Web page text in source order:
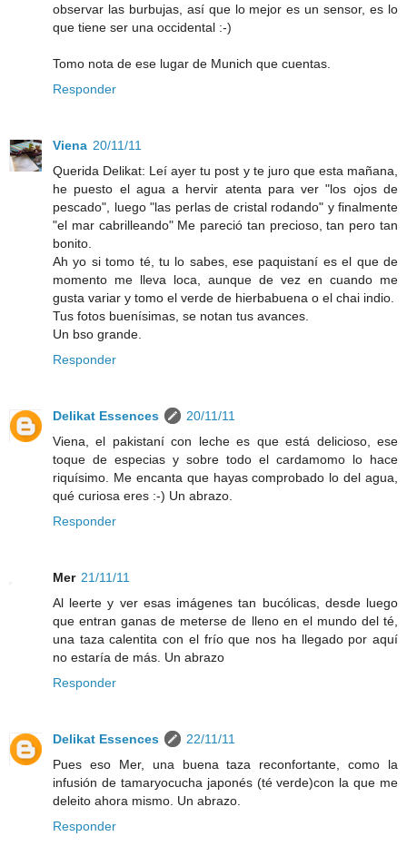
observar las burbujas, así que lo mejor es un sensor, es lo
que tiene ser una occidental :-)
Tomo nota de ese lugar de Munich que cuentas.
Responder
Viena 20/11/11
Querida Delikat: Leí ayer tu post y te juro que esta mañana,
he puesto el agua a hervir atenta para ver "los ojos de
pescado", luego "las perlas de cristal rodando" y finalmente
"el mar cabrilleando" Me pareció tan precioso, tan pero tan
bonito.
Ah yo si tomo té, tu lo sabes, ese paquistaní es el que de
momento me lleva loca, aunque de vez en cuando me
gusta variar y tomo el verde de hierbabuena o el chai indio.
Tus fotos buenísimas, se notan tus avances.
Un bso grande.
Responder
Delikat Essences
20/11/11
Viena, el pakistaní con leche es que está delicioso, ese
toque de especias y sobre todo el cardamomo lo hace
riquísimo. Me encanta que hayas comprobado lo del agua,
qué curiosa eres :-) Un abrazo.
Responder
Mer 21/11/11
Al leerte y ver esas imágenes tan bucólicas, desde luego
que entran ganas de meterse de lleno en el mundo del té,
una taza calentita con el frío que nos ha llegado por aquí
no estaría de más. Un abrazo
Responder
Delikat Essences
22/11/11
Pues eso Mer, una buena taza reconfortante, como la
infusión de tamaryocucha japonés (té verde)con la que me
deleito ahora mismo. Un abrazo.
Responder